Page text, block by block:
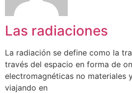
Las radiaciones
La radiación se define como la
través del espacio en forma de
electromagnéticas no materiales
viajando en